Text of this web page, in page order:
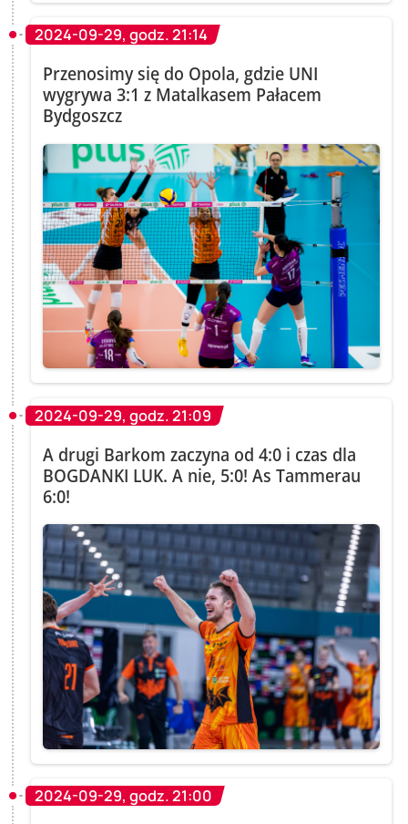
2024-09-29, godz. 21:14
Przenosimy się do Opola, gdzie UNI
wygrywa 3:1 z Matalkasem Pałacem
Bydgoszcz
2024-09-29, godz. 21:09
A drugi Barkom zaczyna od 4:0 i czas dla
BOGDANKI LUK. A nie, 5:0! As Tammerau
6:0!
2024-09-29, godz. 21:00